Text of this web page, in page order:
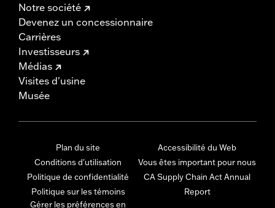
Notre société
Devenez un concessionnaire
Carrières
Investisseurs
Médias
Visites d'usine
Musée
Plan du site
Conditions d'utilisation
Politique de confidentialité
Politique sur les témoins
Gérer les préférences en
Accessibilité du Web
Vous êtes important pour nous
CA Supply Chain Act Annual
Report